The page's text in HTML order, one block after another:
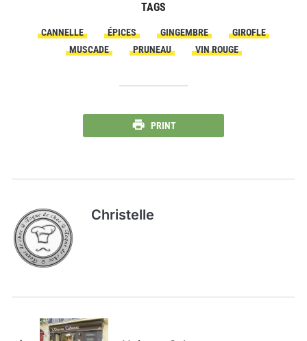
TAGS
CANNELLE ÉPICES GINGEMBRE
GIROFLE
MUSCADE
PRUNEAU VIN ROUGE
PRINT
Christelle